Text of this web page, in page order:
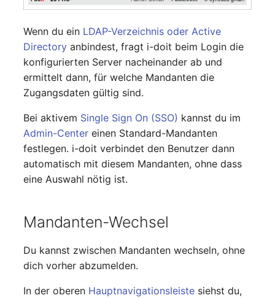
Wenn du ein LDAP-Verzeichnis oder Active
Directory anbindest, fragt i-doit beim Login die
konfigurierten Server nacheinander ab und
ermittelt dann, für welche Mandanten die
Zugangsdaten gültig sind.
Bei aktivem Single Sign On (SSO) kannst du im
Admin-Center einen Standard-Mandanten
festlegen. i-doit verbindet den Benutzer dann
automatisch mit diesem Mandanten, ohne dass
eine Auswahl nötig ist.
Mandanten-Wechsel
Du kannst zwischen Mandanten wechseln, ohne
dich vorher abzumelden.
In der oberen Hauptnavigationsleiste siehst du,